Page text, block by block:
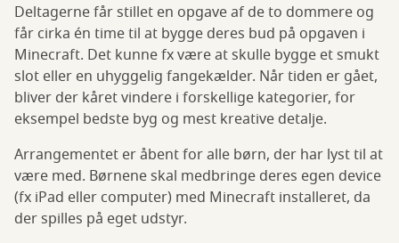
Deltagerne får stillet en opgave af de to dommere og
får cirka én time til at bygge deres bud på opgaven i
Minecraft. Det kunne fx være at skulle bygge et smukt
slot eller en uhyggelig fangekælder. Når tiden er gået,
bliver der kåret vindere i forskellige kategorier, for
eksempel bedste byg og mest kreative detalje.
Arrangementet er åbent for alle børn, der har lyst til at
være med. Børnene skal medbringe deres egen device
(fx iPad eller computer) med Minecraft installeret, da
der spilles på eget udstyr.